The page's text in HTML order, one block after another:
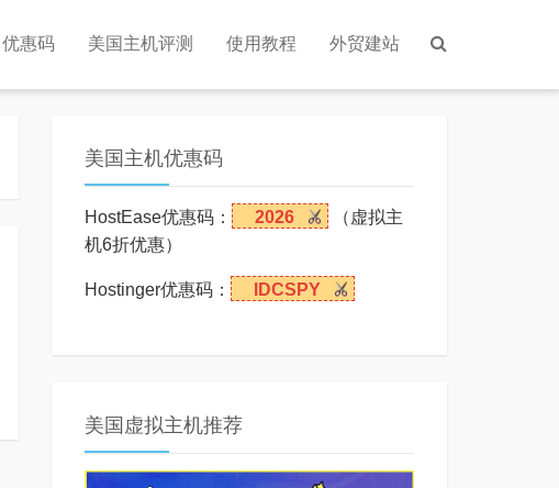
优惠码 美国主机评测 使用教程 外贸建站
美国主机优惠码
HostEase优惠码： 2026
（虚拟主
机6折优惠）
Hostinger优惠码： IDCSPY
美国虚拟主机推荐